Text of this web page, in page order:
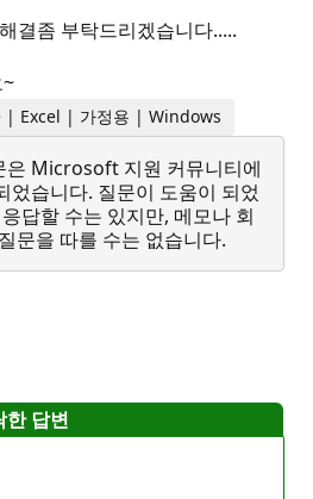
결좀 부탁드리겠습니다.....
| Excel | 가정용 | Windows
은 Microsoft 지원 커뮤니티에
었습니다. 질문이 도움이 되었
답할 수는 있지만, 메모나 회
문을 따를 수는 없습니다.
한 답변